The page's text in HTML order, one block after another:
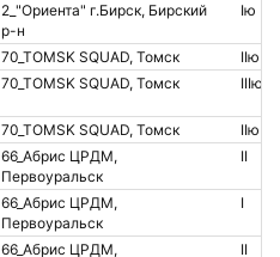
2_"Ориента" г.Бирск, Бирский
р-н
Iю
70_TOMSK SQUAD, Томск
IIю
70_TOMSK SQUAD, Томск IIIю
70_TOMSK SQUAD, Томск
IIю
66_Абрис ЦРДМ,
Первоуральск
II
66_Абрис ЦРДМ,
Первоуральск
I
66_Абрис ЦРДМ,
II